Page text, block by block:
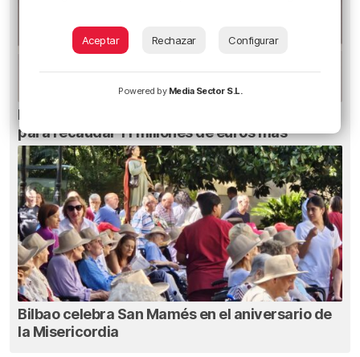
EH Bildu Bilbao propone elevar la tasa turística
para recaudar 11 millones de euros más
Bilbao celebra San Mamés en el aniversario de
la Misericordia
Aceptar Rechazar Configurar
Powered by Media Sector S.L.